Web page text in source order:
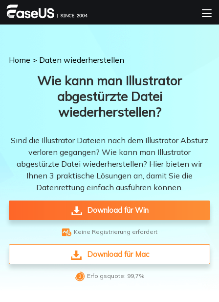
Home > Daten wiederherstellen
Wie kann man Illustrator
abgestürzte Datei
wiederherstellen?
Sind die Illustrator Dateien nach dem Illustrator Absturz
verloren gegangen? Wie kann man Illustrator
abgestürzte Datei wiederherstellen? Hier bieten wir
Ihnen 3 praktische Lösungen an, damit Sie die
Datenrettung einfach ausführen können.
Download für Win
 Keine Registrierung erfordert
Download für Mac
 Erfolgsquote: 99,7%